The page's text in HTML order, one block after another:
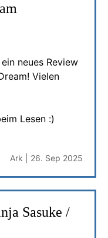
neues Review
Vielen
Lesen :)
Ark | 26. Sep 2025
Sasuke /